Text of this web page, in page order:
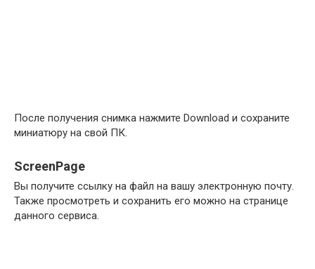
После получения снимка нажмите Download и сохраните
миниатюру на свой ПК.
ScreenPage
Вы получите ссылку на файл на вашу электронную почту.
Также просмотреть и сохранить его можно на странице
данного сервиса.